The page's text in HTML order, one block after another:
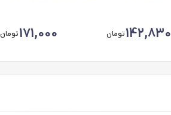
142,830تومان 171,000تومان